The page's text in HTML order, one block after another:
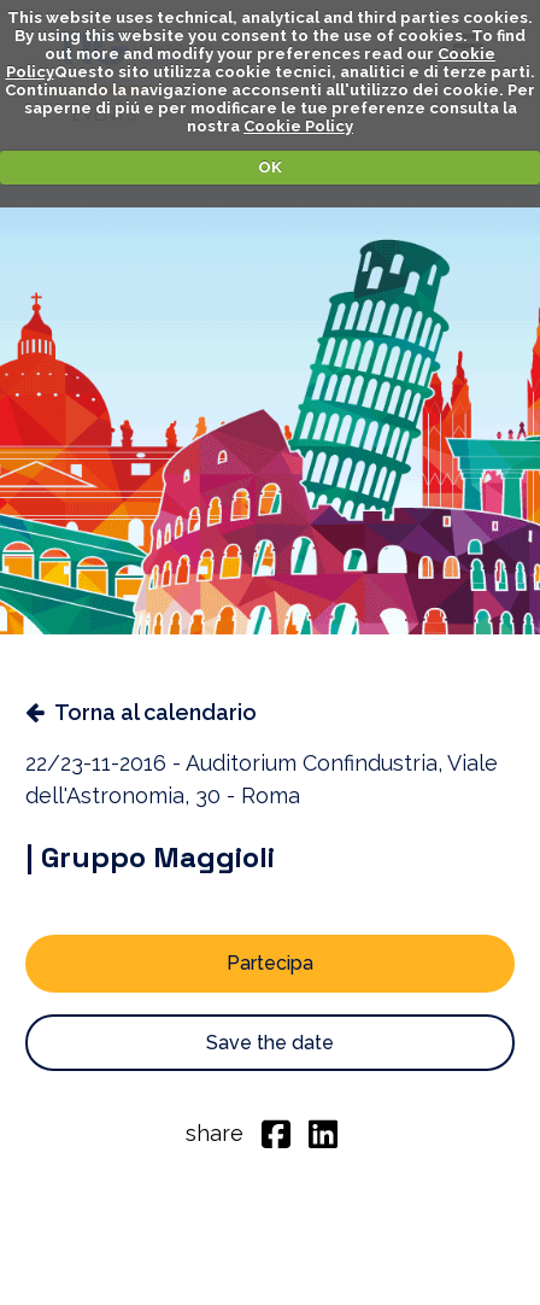
This website uses technical, analytical and third parties cookies.
By using this website you consent to the use of cookies. To find
out more and modify your preferences read our Cookie
PolicyQuesto sito utilizza cookie tecnici, analitici e di terze parti.
Continuando la navigazione acconsenti all'utilizzo dei cookie. Per
saperne di piú e per modificare le tue preferenze consulta la
nostra Cookie Policy
OK
EVENTS
Torna al calendario
22/23-11-2016 - Auditorium Confindustria, Viale
dell'Astronomia, 30 - Roma
| Gruppo Maggioli
Partecipa
Save the date
share